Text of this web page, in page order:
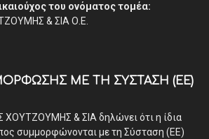
του ονόματος τομέα:
& ΣΙΑ Ο.Ε.
ΜΕ ΤΗ ΣΎΣΤΑΣΗ (ΕΕ)
& ΣΙΑ δηλώνει ότι η ίδια
συμμορφώνονται με τη Σύσταση (ΕΕ)